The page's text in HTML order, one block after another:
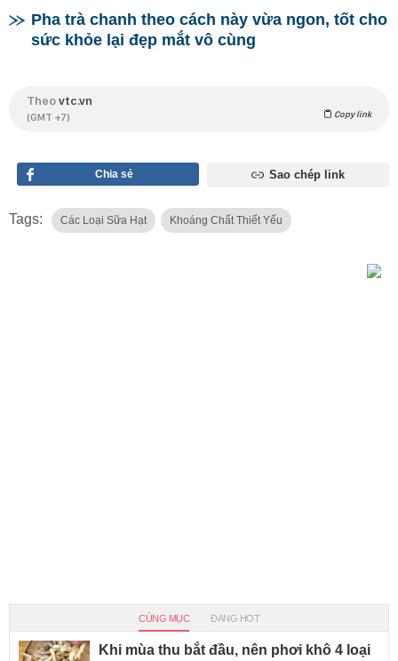
Pha trà chanh theo cách này vừa ngon, tốt cho
sức khỏe lại đẹp mắt vô cùng
Theovtc.vn
(GMT +7) Copy link
Chia sẻ Sao chép link
Tags: Các Loại Sữa Hạt Khoáng Chất Thiết Yếu
CÙNG MỤC ĐANG HOT
Khi mùa thu bắt đầu, nên phơi khô 4 loại